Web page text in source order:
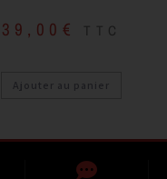
39,00 € TTC
Ajouter au panier